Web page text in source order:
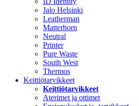
Jalo Helsinki
Leatherman
Matterhorn
Neutral
Printer
Pure Waste
South West
Thermos
Keittiötarvikkeet
Keittiötarvikkeet
Aterimet ja ottimet